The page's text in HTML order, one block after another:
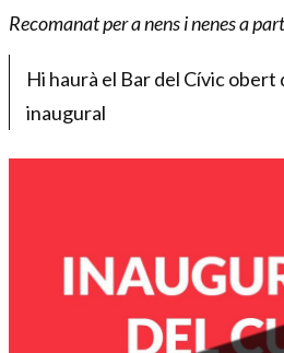
Recomanat per a nens i nenes a
Hi haurà el Bar del Cívic
inaugural